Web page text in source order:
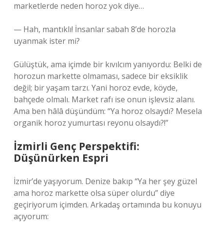
marketlerde neden horoz yok diye…
— Hah, mantıklı! İnsanlar sabah 8’de horozla
uyanmak ister mi?
Gülüştük, ama içimde bir kıvılcım yanıyordu: Belki de
horozun markette olmaması, sadece bir eksiklik
değil; bir yaşam tarzı. Yani horoz evde, köyde,
bahçede olmalı. Market rafı ise onun işlevsiz alanı.
Ama ben hâlâ düşündüm: “Ya horoz olsaydı? Mesela
organik horoz yumurtası reyonu olsaydı?!”
İzmirli Genç Perspektifi:
Düşünürken Espri
İzmir’de yaşıyorum. Denize bakıp “Ya her şey güzel
ama horoz markette olsa süper olurdu” diye
geçiriyorum içimden. Arkadaş ortamında bu konuyu
açıyorum: